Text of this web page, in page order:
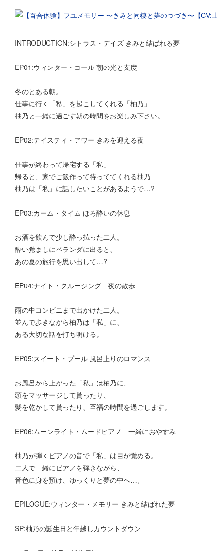
INTRODUCTION:シトラス・デイズ きみと結ばれる夢
EP01:ウィンター・コール 朝の光と支度
冬のとある朝。
仕事に行く「私」を起こしてくれる「柚乃」
柚乃と一緒に過ごす朝の時間をお楽しみ下さい。
EP02:テイスティ・アワー きみを迎える夜
仕事が終わって帰宅する「私」
帰ると、家でご飯作って待っててくれる柚乃
柚乃は「私」に話したいことがあるようで…?
EP03:カーム・タイム ほろ酔いの休息
お酒を飲んで少し酔っ払った二人。
酔い覚ましにベランダに出ると、
あの夏の旅行を思い出して…?
EP04:ナイト・クルージング 夜の散歩
雨の中コンビニまで出かけた二人。
並んで歩きながら柚乃は「私」に、
ある大切な話を打ち明ける。
EP05:スイート・プール 風呂上りのロマンス
お風呂から上がった「私」は柚乃に、
頭をマッサージして貰ったり、
髪を乾かして貰ったり、至福の時間を過ごします。
EP06:ムーンライト・ムードピアノ 一緒におやすみ
柚乃が弾くピアノの音で「私」は目が覚める。
二人で一緒にピアノを弾きながら、
音色に身を預け、ゆっくりと夢の中へ…。
EPILOGUE:ウィンター・メモリー きみと結ばれた夢
SP:柚乃の誕生日と年越しカウントダウン